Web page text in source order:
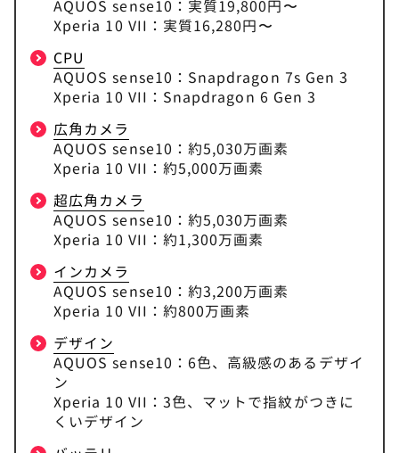
AQUOS sense10：実質19,800円〜
Xperia 10 VII：実質16,280円〜
CPU
AQUOS sense10：Snapdragon 7s Gen 3
Xperia 10 VII：Snapdragon 6 Gen 3
広角カメラ
AQUOS sense10：約5,030万画素
Xperia 10 VII：約5,000万画素
超広角カメラ
AQUOS sense10：約5,030万画素
Xperia 10 VII：約1,300万画素
インカメラ
AQUOS sense10：約3,200万画素
Xperia 10 VII：約800万画素
デザイン
AQUOS sense10：6色、高級感のあるデザイ
ン
Xperia 10 VII：3色、マットで指紋がつきに
くいデザイン